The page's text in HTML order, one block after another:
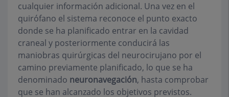
cualquier información adicional. Una vez en el
quirófano el sistema reconoce el punto exacto
donde se ha planificado entrar en la cavidad
craneal y posteriormente conducirá las
maniobras quirúrgicas del neurocirujano por el
camino previamente planificado, lo que se ha
denominado neuronavegación, hasta comprobar
que se han alcanzado los objetivos previstos.